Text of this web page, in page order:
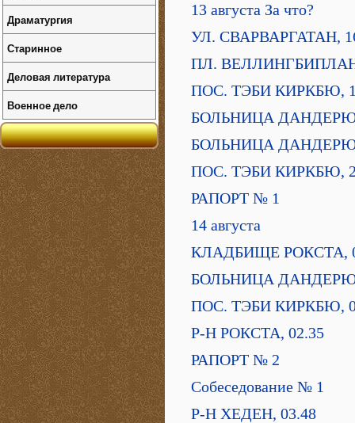
13 августа За что?
УЛ. СВАРВАРГАТАН,
ПЛ.
ПОС. ТЭБИ КИРКБЮ,
БОЛЬНИЦА
БОЛЬНИЦА
ПОС. ТЭБИ КИРКБЮ,
РАПОРТ № 1
14 августа
КЛАДБИЩЕ РОКСТА,
БОЛЬНИЦА
ПОС. ТЭБИ КИРКБЮ,
Р-Н РОКСТА, 02.35
РАПОРТ № 2
Собеседование № 1
Р-Н ХЕДЕН, 03.48
Драматургия
Старинное
Деловая литература
Военное дело